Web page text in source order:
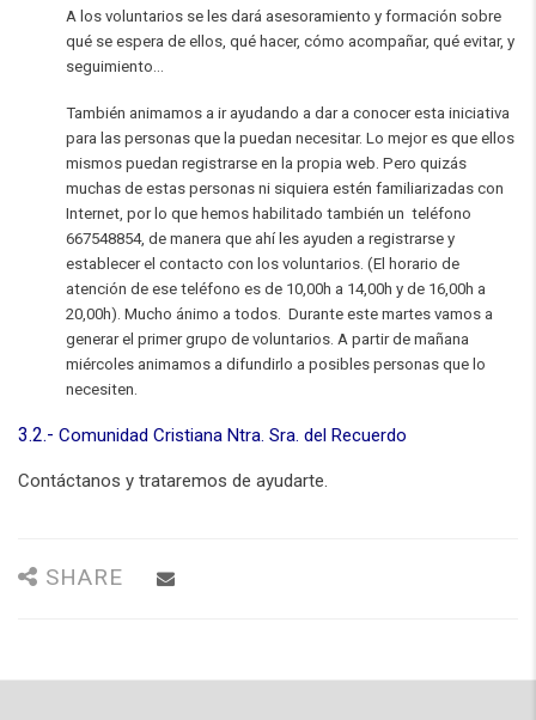
A los voluntarios se les dará asesoramiento y formación sobre
qué se espera de ellos, qué hacer, cómo acompañar, qué evitar, y
seguimiento…
También animamos a ir ayudando a dar a conocer esta iniciativa
para las personas que la puedan necesitar. Lo mejor es que ellos
mismos puedan registrarse en la propia web. Pero quizás
muchas de estas personas ni siquiera estén familiarizadas con
Internet, por lo que hemos habilitado también un teléfono
667548854, de manera que ahí les ayuden a registrarse y
establecer el contacto con los voluntarios. (El horario de
atención de ese teléfono es de 10,00h a 14,00h y de 16,00h a
20,00h). Mucho ánimo a todos. Durante este martes vamos a
generar el primer grupo de voluntarios. A partir de mañana
miércoles animamos a difundirlo a posibles personas que lo
necesiten.
3.2.- Comunidad Cristiana Ntra. Sra. del Recuerdo
Contáctanos y trataremos de ayudarte.
SHARE